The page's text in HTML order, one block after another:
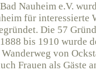
Nauheim e.V.
für interessierte
Die 57
bis 1910 wurde
von
Frauen als Gäste